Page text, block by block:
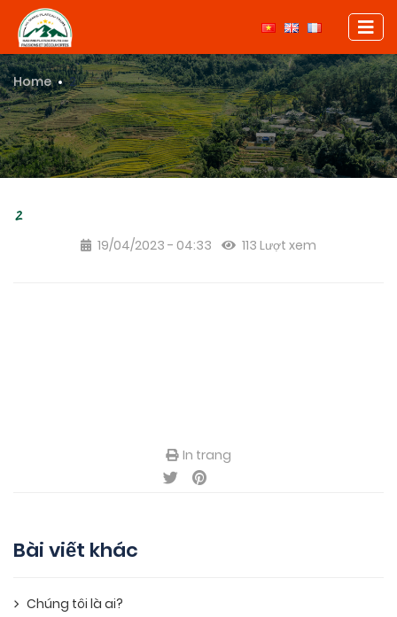
Home 2
2
19/04/2023 - 04:33 113 Lượt xem
In trang
Bài viết khác
Chúng tôi là ai?